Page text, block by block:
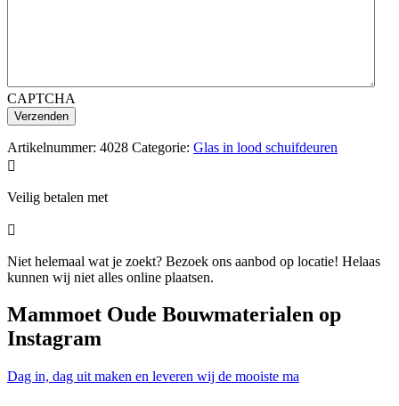
CAPTCHA
Artikelnummer: 4028 Categorie: Glas in lood schuifdeuren

Veilig betalen met

Niet helemaal wat je zoekt? Bezoek ons aanbod op locatie! Helaas
kunnen wij niet alles online plaatsen.
Mammoet Oude Bouwmaterialen op
Instagram
Dag in, dag uit maken en leveren wij de mooiste ma